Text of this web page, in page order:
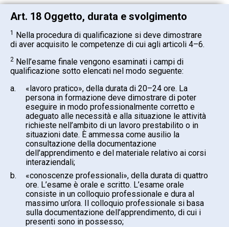
Art. 18 Oggetto, durata e svolgimento
1 Nella procedura di qualificazione si deve dimostrare
di aver acquisito le competenze di cui agli articoli 4–6.
2 Nell’esame finale vengono esaminati i campi di
qualificazione sotto elencati nel modo seguente:
a.
«lavoro pratico», della durata di 20–24 ore. La
persona in formazione deve dimostrare di poter
eseguire in modo professionalmente corretto e
adeguato alle necessità e alla situazione le attività
richieste nell’ambito di un lavoro prestabilito o in
situazioni date. È ammessa come ausilio la
consultazione della documentazione
dell’apprendimento e del materiale relativo ai corsi
interaziendali;
b.
«conoscenze professionali», della durata di quattro
ore. L’esame è orale e scritto. L’esame orale
consiste in un colloquio professionale e dura al
massimo un’ora. Il colloquio professionale si basa
sulla documentazione dell’apprendimento, di cui i
presenti sono in possesso;